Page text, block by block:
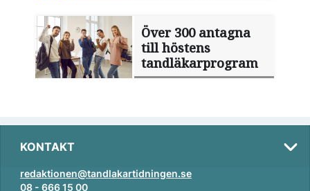
Över 300 antagna
till höstens
tandläkarprogram
KONTAKT
redaktionen@tandlakartidningen.se
08 - 666 15 00